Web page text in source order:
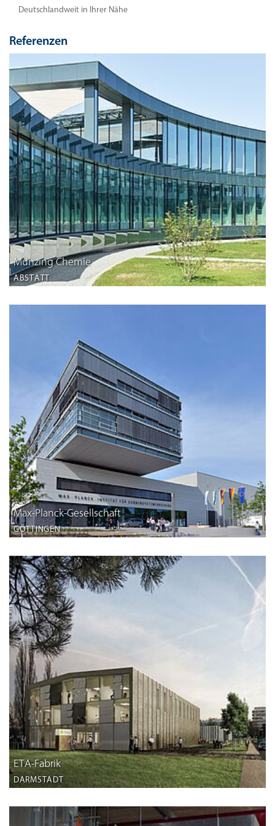
Deutschlandweit in Ihrer Nähe
Referenzen
Münzing Chemie
ABSTATT
Max-Planck-Gesellschaft
GÖTTINGEN
ETA-Fabrik
DARMSTADT